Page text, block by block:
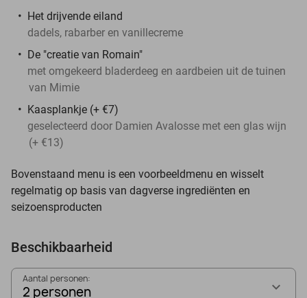
Het drijvende eiland
dadels, rabarber en vanillecreme
De "creatie van Romain"
met omgekeerd bladerdeeg en aardbeien uit de tuinen
van Mimie
Kaasplankje (+ €7)
geselecteerd door Damien Avalosse met een glas wijn
(+ €13)
Bovenstaand menu is een voorbeeldmenu en wisselt
regelmatig op basis van dagverse ingrediënten en
seizoensproducten
Beschikbaarheid
Aantal personen:
2 personen